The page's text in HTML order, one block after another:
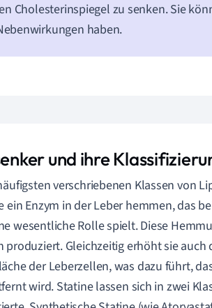
Cholesterinspiegel zu senken. Sie
haben.
und ihre
verschriebenen Klassen von
ein Enzym in der Leber hemmen, das
wesentliche Rolle spielt. Diese
Gleichzeitig erhöht sie auch
der Leberzellen, was dazu führt,
wird. Statine lassen sich in zwei